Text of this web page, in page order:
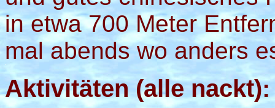
in etwa 700 Meter
mal abends wo anders
Aktivitäten (alle nackt):